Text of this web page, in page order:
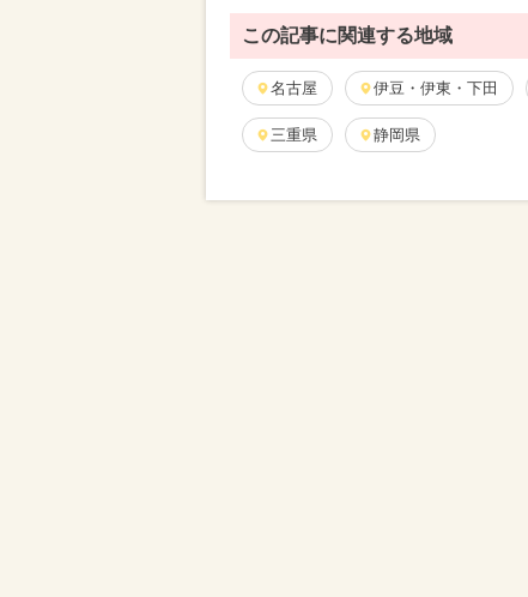
この記事に関連する地域
名古屋 伊豆・伊東・下田
三重県 静岡県